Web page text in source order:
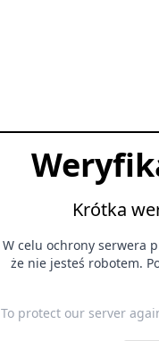
Krótka
W celu ochrony serwera
że nie jesteś robotem.
To protect our server